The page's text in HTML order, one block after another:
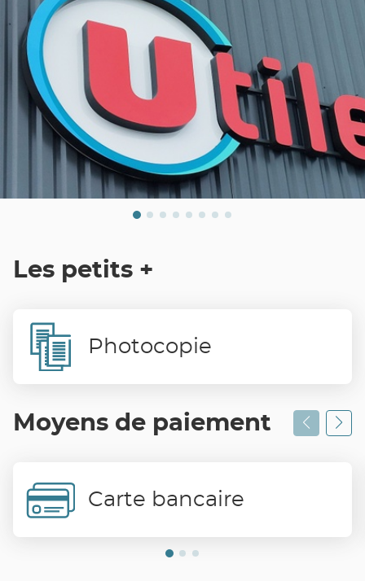
Les petits +
Photocopie
Moyens de paiement
Carte bancaire